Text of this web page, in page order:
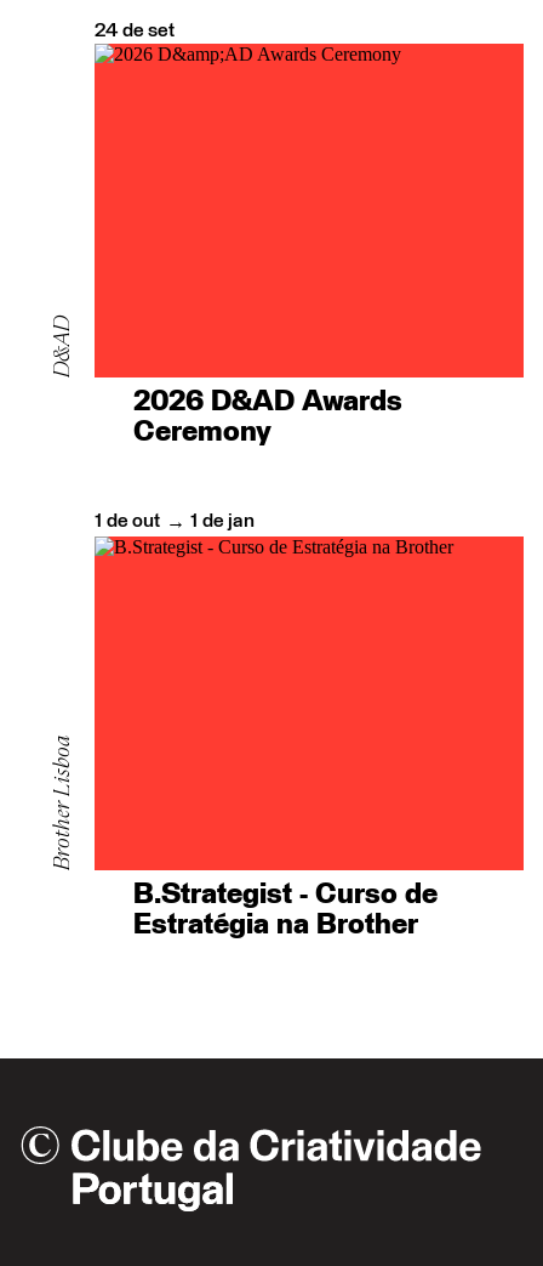
24 de set
D&AD
2026 D&AD Awards
Ceremony
1 de out → 1 de jan
Brother Lisboa
B.Strategist - Curso de
Estratégia na Brother